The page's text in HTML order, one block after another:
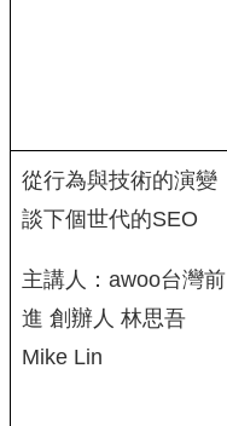
從行為與技術的演變
談下個世代的SEO
主講人：awoo台灣前
進 創辦人 林思吾
Mike Lin